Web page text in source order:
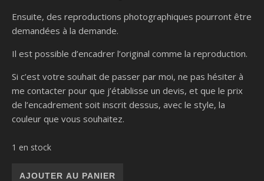
Ensuite, des reproductions photographiques pourront être
demandées à la demande.
Il est possible d’encadrer l’original comme la reproduction.
Si c’est votre souhait de passer par moi, ne pas hésiter à
me contacter pour que j’établisse un devis, et que le prix
de l’encadrement soit inscrit dessus, avec le style, la
couleur que vous souhaitez.
1 en stock
quantité de Blackfeet
AJOUTER AU PANIER